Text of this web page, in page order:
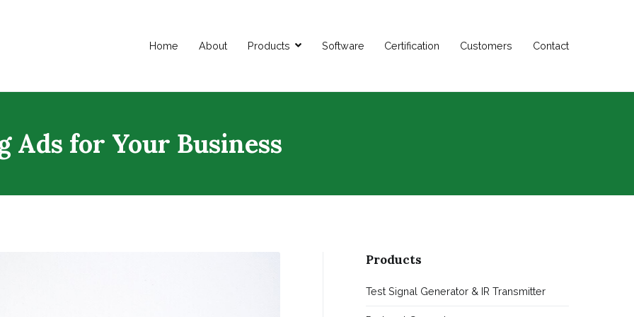
Home About Products Software Certification Customers Contact
Ads for Your Business
Products
Test Signal Generator & IR Transmitter